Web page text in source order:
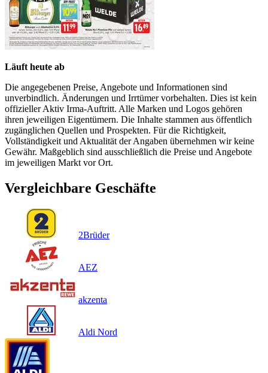
Läuft heute ab
Die angegebenen Preise, Angebote und Informationen sind
unverbindlich. Änderungen und Irrtümer vorbehalten. Dies ist kein
offizieller Aktiv Irma-Auftritt. Alle Marken und Logos gehören
ihren jeweiligen Eigentümern. Die Inhalte stammen aus öffentlich
zugänglichen Quellen und Prospekten. Für die Richtigkeit,
Vollständigkeit und Aktualität der Angaben übernehmen wir keine
Gewähr. Maßgeblich sind ausschließlich die Preise und Angebote
im jeweiligen Markt vor Ort.
Vergleichbare Geschäfte
2Brüder
AEZ
akzenta
Aldi Nord